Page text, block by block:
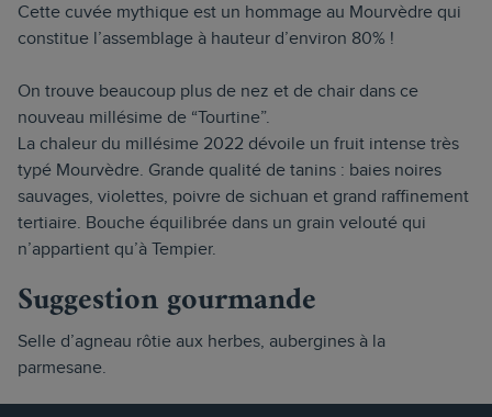
Cette cuvée mythique est un hommage au Mourvèdre qui
constitue l’assemblage à hauteur d’environ 80% !
On trouve beaucoup plus de nez et de chair dans ce
nouveau millésime de “Tourtine”.
La chaleur du millésime 2022 dévoile un fruit intense très
typé Mourvèdre. Grande qualité de tanins : baies noires
sauvages, violettes, poivre de sichuan et grand raffinement
tertiaire. Bouche équilibrée dans un grain velouté qui
n’appartient qu’à Tempier.
Suggestion gourmande
Selle d’agneau rôtie aux herbes, aubergines à la
parmesane.